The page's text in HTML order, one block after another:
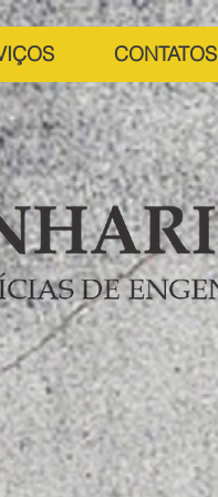
CONTATOS